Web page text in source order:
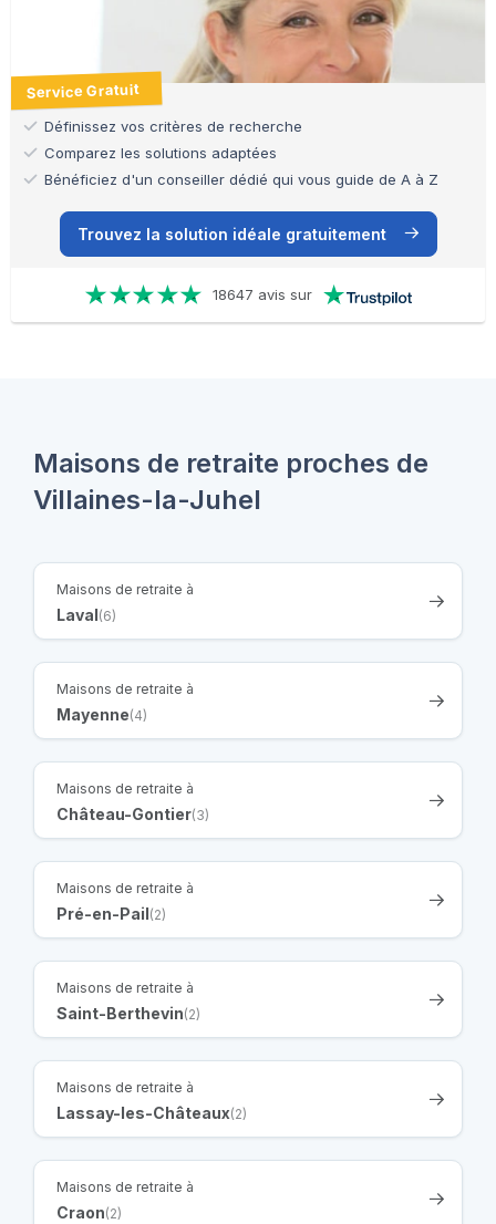
Service Gratuit
Définissez vos critères de recherche
Comparez les solutions adaptées
Bénéficiez d'un conseiller dédié qui vous guide de A à Z
Trouvez la solution idéale gratuitement
18647 avis sur
Maisons de retraite proches de
Villaines-la-Juhel
Maisons de retraite à
Laval(6)
Maisons de retraite à
Mayenne(4)
Maisons de retraite à
Château-Gontier(3)
Maisons de retraite à
Pré-en-Pail(2)
Maisons de retraite à
Saint-Berthevin(2)
Maisons de retraite à
Lassay-les-Châteaux(2)
Maisons de retraite à
Craon(2)